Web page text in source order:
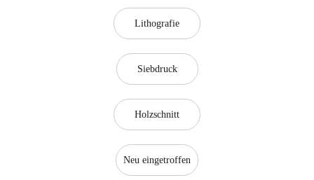
Lithografie
Siebdruck
Holzschnitt
Neu eingetroffen